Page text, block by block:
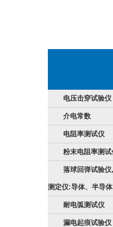
电压击穿试验仪
介电常数
电阻率测试仪
粉末电阻率测试
落球回弹试验
测定仪:导体、半导
耐电弧测试仪
漏电起痕试验仪